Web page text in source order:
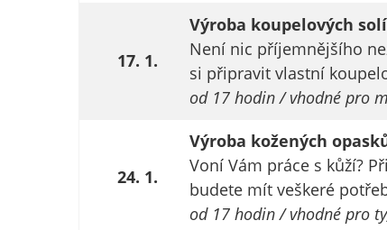
17. 1.
Výroba koupelových
Není nic příjemnějšího
si připravit vlastní
od 17 hodin / vhodné pro
24. 1.
Výroba kožených
Voní Vám práce s kůží?
budete mít veškeré
od 17 hodin / vhodné pro